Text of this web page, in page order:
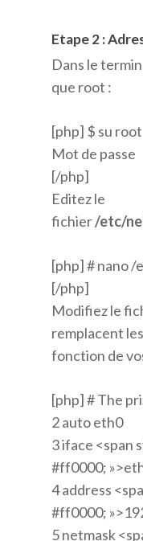
Etape 2 :
Dans le
que root :
[php] $ su root
Mot de passe
[/php]
Editez le
fichier/etc/
[php] # nano
[/php]
Modifiez le
remplacent
fonction de
[php] # The
2 auto eth0
3 iface <span
#ff0000;
4 address
#ff0000;
5 netmask